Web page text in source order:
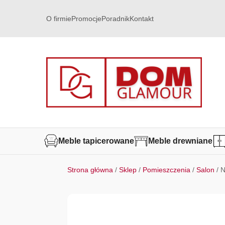
O firmiePromocjePoradnikKontakt
Meble tapicerowane Meble drewniane
Strona główna /Sklep / Pomieszczenia /Salon /